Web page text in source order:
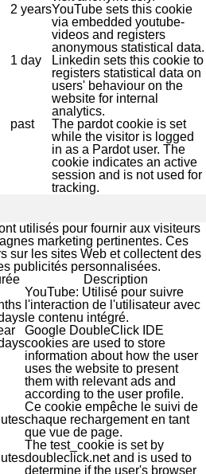
2 yearsYouTube sets this cookie
via embedded youtube-
videos and registers
anonymous statistical data.
1 day
Linkedin sets this cookie to
registers statistical data on
users' behaviour on the
website for internal
analytics.
past
The pardot cookie is set
while the visitor is logged
in as a Pardot user. The
cookie indicates an active
session and is not used for
tracking.
utilisés pour fournir aux visiteurs
marketing pertinentes. Ces
sur les sites Web et collectent des
publicités personnalisées.
Description
YouTube: Utilisé pour suivre
l'interaction de l'utilisateur avec
le contenu intégré.
Google DoubleClick IDE
cookies are used to store
information about how the user
uses the website to present
them with relevant ads and
according to the user profile.
Ce cookie empêche le suivi de
chaque rechargement en tant
que vue de page.
The test_cookie is set by
doubleclick.net and is used to
determine if the user's browser